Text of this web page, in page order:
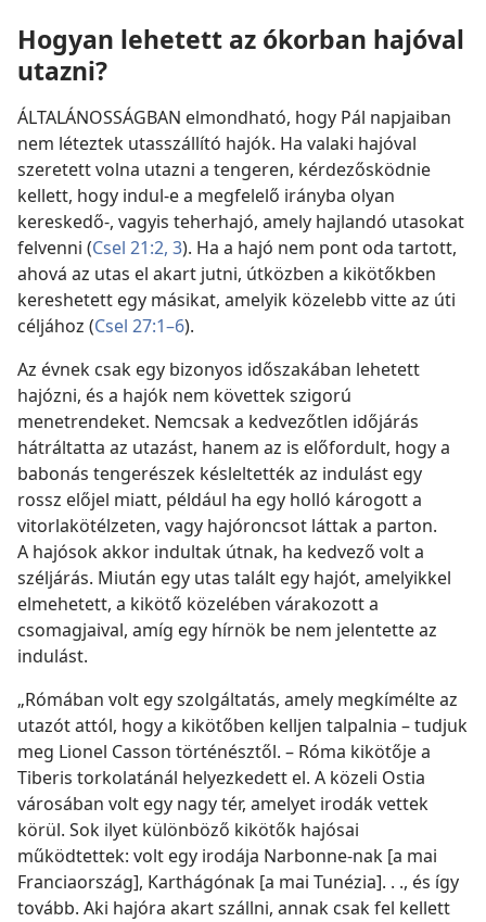
Hogyan lehetett az ókorban hajóval
utazni?
ÁLTALÁNOSSÁGBAN elmondható, hogy Pál napjaiban
nem léteztek utasszállító hajók. Ha valaki hajóval
szeretett volna utazni a tengeren, kérdezősködnie
kellett, hogy indul-e a megfelelő irányba olyan
kereskedő-, vagyis teherhajó, amely hajlandó utasokat
felvenni (Csel 21:2, 3). Ha a hajó nem pont oda tartott,
ahová az utas el akart jutni, útközben a kikötőkben
kereshetett egy másikat, amelyik közelebb vitte az úti
céljához (Csel 27:1–6).
Az évnek csak egy bizonyos időszakában lehetett
hajózni, és a hajók nem követtek szigorú
menetrendeket. Nemcsak a kedvezőtlen időjárás
hátráltatta az utazást, hanem az is előfordult, hogy a
babonás tengerészek késleltették az indulást egy
rossz előjel miatt, például ha egy holló károgott a
vitorlakötélzeten, vagy hajóroncsot láttak a parton.
A hajósok akkor indultak útnak, ha kedvező volt a
széljárás. Miután egy utas talált egy hajót, amelyikkel
elmehetett, a kikötő közelében várakozott a
csomagjaival, amíg egy hírnök be nem jelentette az
indulást.
„Rómában volt egy szolgáltatás, amely megkímélte az
utazót attól, hogy a kikötőben kelljen talpalnia – tudjuk
meg Lionel Casson történésztől. – Róma kikötője a
Tiberis torkolatánál helyezkedett el. A közeli Ostia
városában volt egy nagy tér, amelyet irodák vettek
körül. Sok ilyet különböző kikötők hajósai
működtettek: volt egy irodája Narbonne-nak [a mai
Franciaország], Karthágónak [a mai Tunézia]. . ., és így
tovább. Aki hajóra akart szállni, annak csak fel kellett